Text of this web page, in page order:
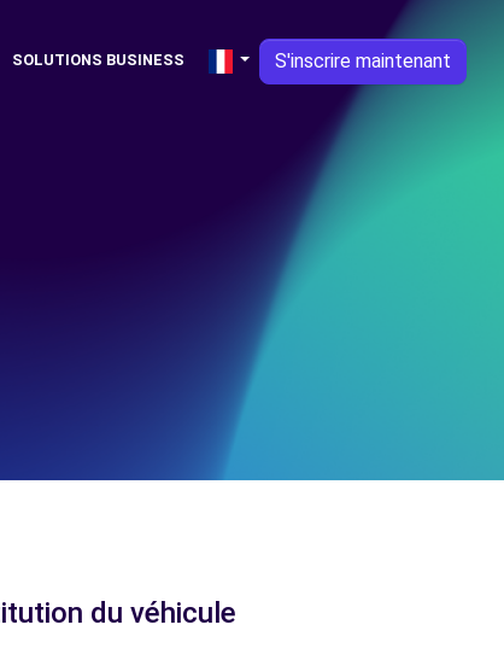
SOLUTIONS BUSINESS S'inscrire maintenant
du véhicule